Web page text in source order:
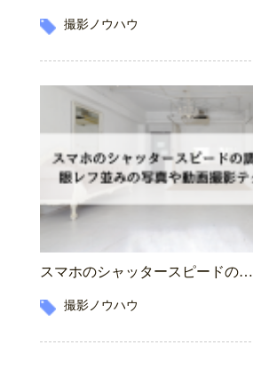
撮影ノウハウ
スマホのシャッタースピードの…
撮影ノウハウ